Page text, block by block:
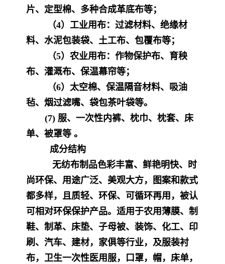
片、定型棉、多种合成革底布等；
（4）工业用布：过滤材料、绝缘材
料、水泥包装袋、土工布、包覆布等；
（5）农业用布：作物保护布、育秧
布、灌溉布、保温幕帘等；
（6）太空棉、保温隔音材料、吸油
毡、烟过滤嘴、袋包茶叶袋等。
(7) 服、一次性内裤、枕巾、枕套、床
单、被罩等 。
成分结构
无纺布制品色彩丰富、鲜艳明快、时
尚环保、用途广泛、美观大方，图案和款式
都多样，且质轻、环保、可循环再用，被认
可相对环保保护产品。适用于农用薄膜、制
鞋、制革、床垫、子母被、装饰、化工、印
刷、汽车、建材，家俱等行业，及服装衬
布，卫生一次性医用服，口罩，帽，床单，